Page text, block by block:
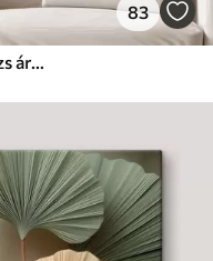
83
Dombornyomott levelek meleg bézs árnyalatokban